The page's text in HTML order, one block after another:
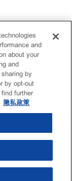
and
about your
and
by
by opt-out
further
隐私政策